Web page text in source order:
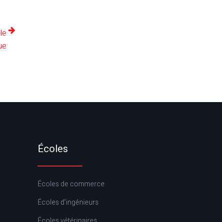
Écoles
Écoles de commerce
Écoles d’ingénieurs